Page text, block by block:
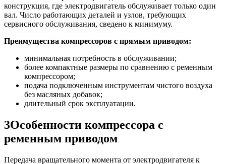
конструкция, где электродвигатель обслуживает только один
вал. Число работающих деталей и узлов, требующих
сервисного обслуживания, сведено к минимуму.
Преимущества компрессоров с прямым приводом:
минимальная потребность в обслуживании;
более компактные размеры по сравнению с ременным
компрессором;
подача подключенным инструментам чистого воздуха
без масляных добавок;
длительный срок эксплуатации.
3Особенности компрессора с
ременным приводом
Передача вращательного момента от электродвигателя к